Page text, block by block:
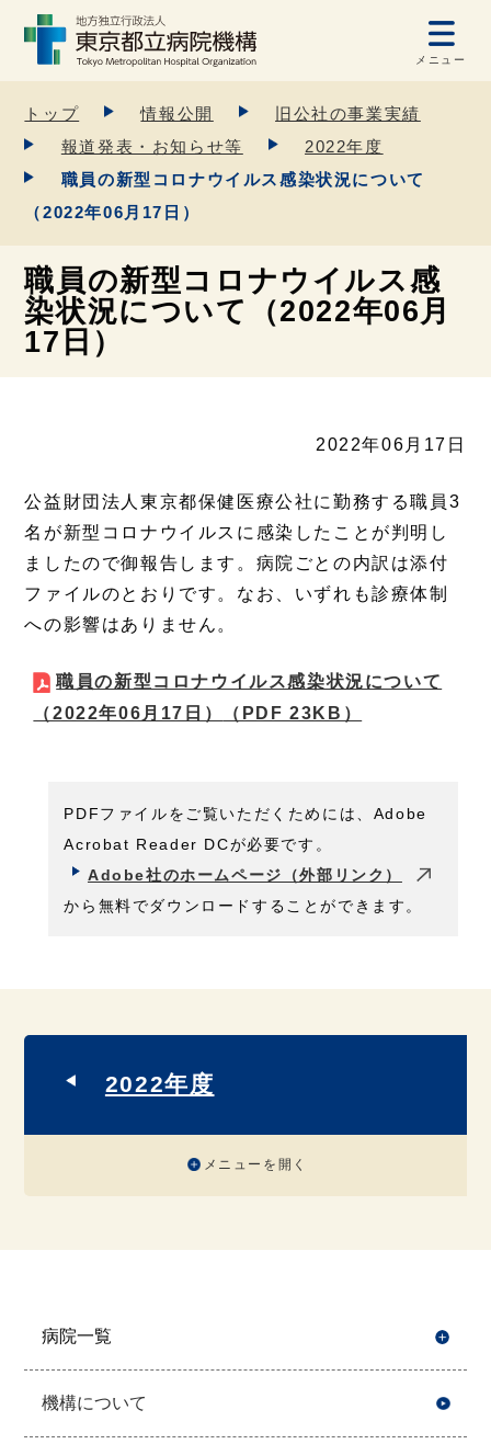
メニュー
トップ 情報公開
旧公社の事業実績
報道発表・お知らせ等
2022年度
職員の新型コロナウイルス感染状況について
（2022年06月17日）
職員の新型コロナウイルス感
染状況について（2022年06月
17日）
2022年06月17日
公益財団法人東京都保健医療公社に勤務する職員3
名が新型コロナウイルスに感染したことが判明し
ましたので御報告します。病院ごとの内訳は添付
ファイルのとおりです。なお、いずれも診療体制
への影響はありません。
職員の新型コロナウイルス感染状況について
（2022年06月17日）
（PDF 23KB）
PDFファイルをご覧いただくためには、Adobe
Acrobat Reader DCが必要です。
Adobe社のホームページ（外部リンク）
から無料でダウンロードすることができます。
2022年度
メニューを開く
病院一覧
機構について